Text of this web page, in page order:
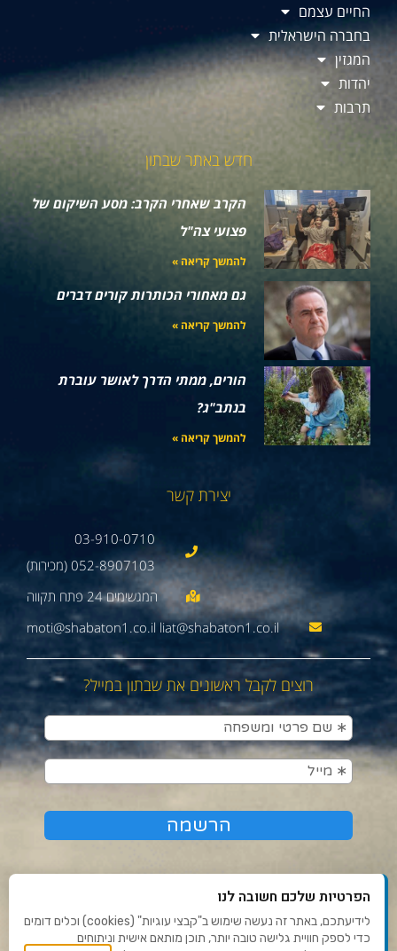
החיים עצמם
בחברה הישראלית
המגזין
יהדות
תרבות
חדש באתר שבתון
הקרב שאחרי הקרב: מסע השיקום של
פצועי צה"ל
להמשך קריאה »
גם מאחורי הכותרות קורים דברים
להמשך קריאה »
הורים, ממתי הדרך לאושר עוברת
בנתב"ג?
להמשך קריאה »
יצירת קשר
03-910-0710
052-8907103 (מכירות)
moti@shabaton1.co.il liat@shabaton1.co.il
רוצים לקבל ראשונים את שבתון במייל?
תנאי שימוש ומדיניות פרטיות
הפרטיות שלכם חשובה לנו
לידיעתכם, באתר זה נעשה שימוש ב"קבצי עוגיות" (cookies) וכלים דומים
כדי לספק חוויית גלישה טובה יותר, תוכן מותאם אישית וניתוחים